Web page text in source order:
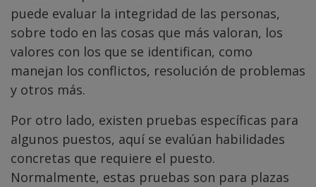
puede evaluar la integridad de las personas,
sobre todo en las cosas que más valoran, los
valores con los que se identifican, como
manejan los conflictos, resolución de problemas
y otros más.
Por otro lado, existen pruebas específicas para
algunos puestos, aquí se evalúan habilidades
concretas que requiere el puesto.
Normalmente, estas pruebas son para plazas